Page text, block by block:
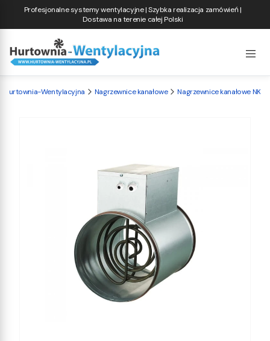
Profesjonalne systemy wentylacyjne | Szybka realizacja zamówień |
Dostawa na terenie całej Polski
Hurtownia-Wentylacyjna Nagrzewnice kanałowe Nagrzewnice kanałowe NK